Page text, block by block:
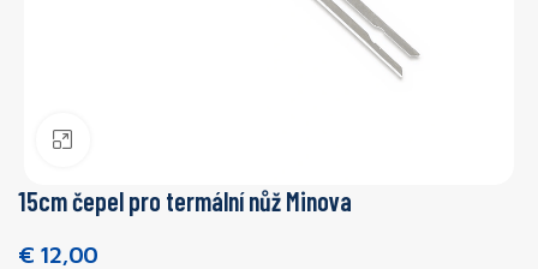
15cm čepel pro termální nůž Minova
€ 12,00